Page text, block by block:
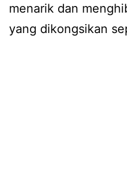
menarik dan
yang dikongsikan